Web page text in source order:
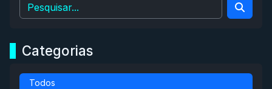
Categorias
Todos